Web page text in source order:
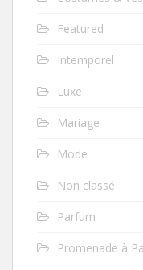
Featured
Intemporel
Luxe
Mariage
Mode
Non classé
Parfum
Promenade à